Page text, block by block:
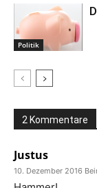
Politik
2 Kommentare
Justus
10. Dezember 2016